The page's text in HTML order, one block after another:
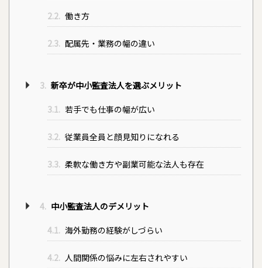
2.2. 働き方
2.3. 配属先・業務の幅の違い
3. 新卒が中小監査法人を選ぶメリット
3.1. 若手でも仕事の幅が広い
3.2. 従業員全員と顔見知りになれる
3.3. 柔軟な働き方や副業可能な法人も存在
4. 中小監査法人のデメリット
4.1. 海外勤務の経験がしづらい
4.2. 人間関係の悩みに左右されやすい